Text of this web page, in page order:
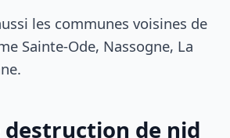
les communes voisines de
Sainte-Ode, Nassogne, La
destruction de nid